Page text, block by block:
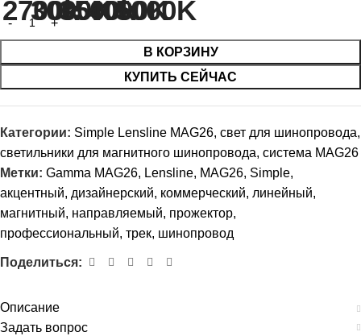
В КОРЗИНУ
КУПИТЬ СЕЙЧАС
Категории: Simple Lensline MAG26, свет для шинопровода,
светильники для магнитного шинопровода, система MAG26
Метки: Gamma MAG26, Lensline, MAG26, Simple,
акцентный, дизайнерский, коммерческий, линейный,
магнитный, направляемый, прожектор,
профессиональный, трек, шинопровод
Поделиться:
Описание
Задать вопрос